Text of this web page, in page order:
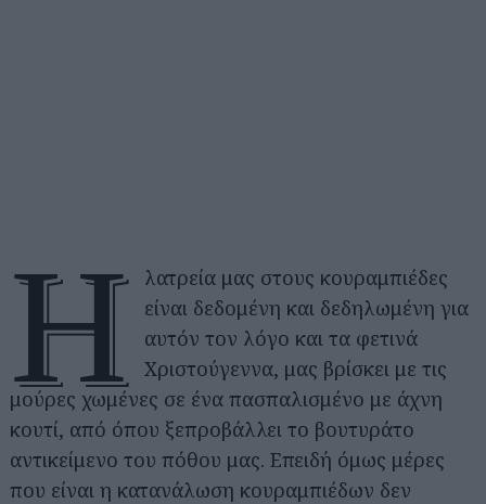
Η
λατρεία μας στους κουραμπιέδες
είναι δεδομένη και δεδηλωμένη για
αυτόν τον λόγο και τα φετινά
Χριστούγεννα, μας βρίσκει με τις
μούρες χωμένες σε ένα πασπαλισμένο με άχνη
κουτί, από όπου ξεπροβάλλει το βουτυράτο
αντικείμενο του πόθου μας. Επειδή όμως μέρες
που είναι η κατανάλωση κουραμπιέδων δεν